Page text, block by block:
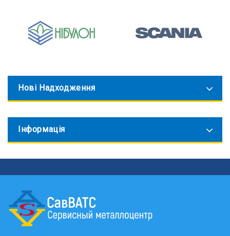
Нові Надходження
Інформація